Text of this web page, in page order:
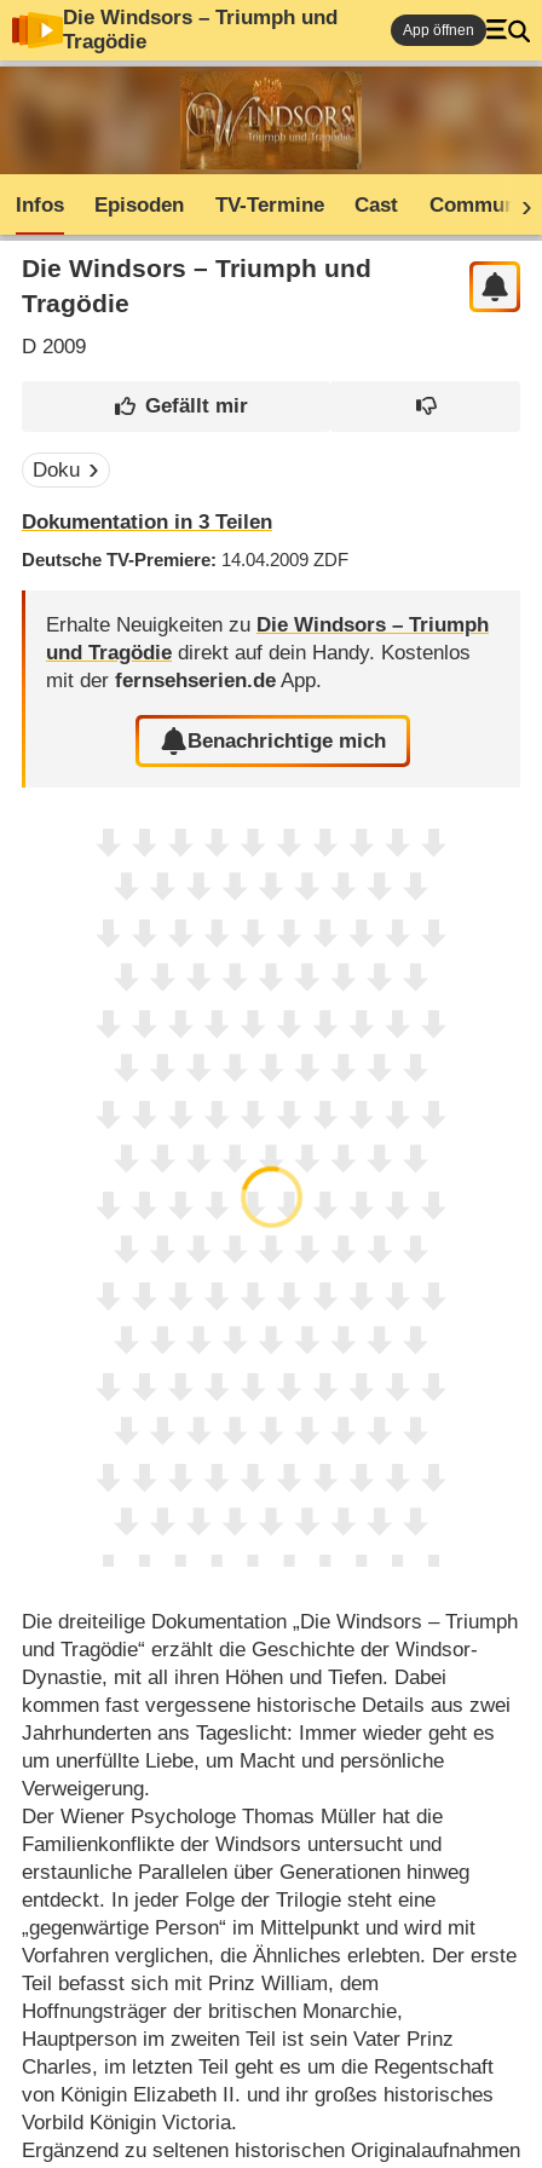
Die Windsors – Triumph und
Tragödie
App öffnen
Infos Episoden TV-Termine Cast Community
Die Windsors – Triumph und
Tragödie
D2009
Doku
Dokumentation in 3 Teilen
Deutsche TV-Premiere 14.04.2009 ZDF
Erhalte Neuigkeiten zu Die Windsors – Triumph
und Tragödiedirekt auf dein Handy. Kostenlos
mit der fernsehserien.deApp.
Benachrichtige mich
Die dreiteilige Dokumentation „Die Windsors – Triumph
und Tragödie“ erzählt die Geschichte der Windsor-
Dynastie, mit all ihren Höhen und Tiefen. Dabei
kommen fast vergessene historische Details aus zwei
Jahrhunderten ans Tageslicht: Immer wieder geht es
um unerfüllte Liebe, um Macht und persönliche
Verweigerung.
Der Wiener Psychologe Thomas Müller hat die
Familienkonflikte der Windsors untersucht und
erstaunliche Parallelen über Generationen hinweg
entdeckt. In jeder Folge der Trilogie steht eine
„gegenwärtige Person“ im Mittelpunkt und wird mit
Vorfahren verglichen, die Ähnliches erlebten. Der erste
Teil befasst sich mit Prinz William, dem
Hoffnungsträger der britischen Monarchie,
Hauptperson im zweiten Teil ist sein Vater Prinz
Charles, im letzten Teil geht es um die Regentschaft
von Königin Elizabeth II. und ihr großes historisches
Vorbild Königin Victoria.
Ergänzend zu seltenen historischen Originalaufnahmen